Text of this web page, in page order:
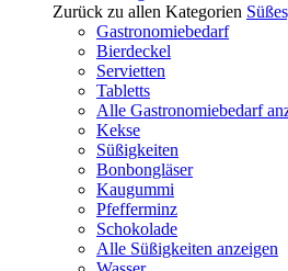
Zurück zu allen Kategorien
Gastronomiebedarf
Bierdeckel
Servietten
Tabletts
Alle Gastronomiebedarf
Kekse
Süßigkeiten
Bonbongläser
Kaugummi
Pfefferminz
Schokolade
Alle Süßigkeiten anzeigen